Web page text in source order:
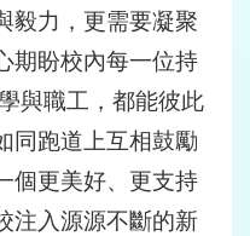
力，更需要凝聚
期盼校內每一位持
與職工，都能彼此
同跑道上互相鼓勵
個更美好、更支持
注入源源不斷的新